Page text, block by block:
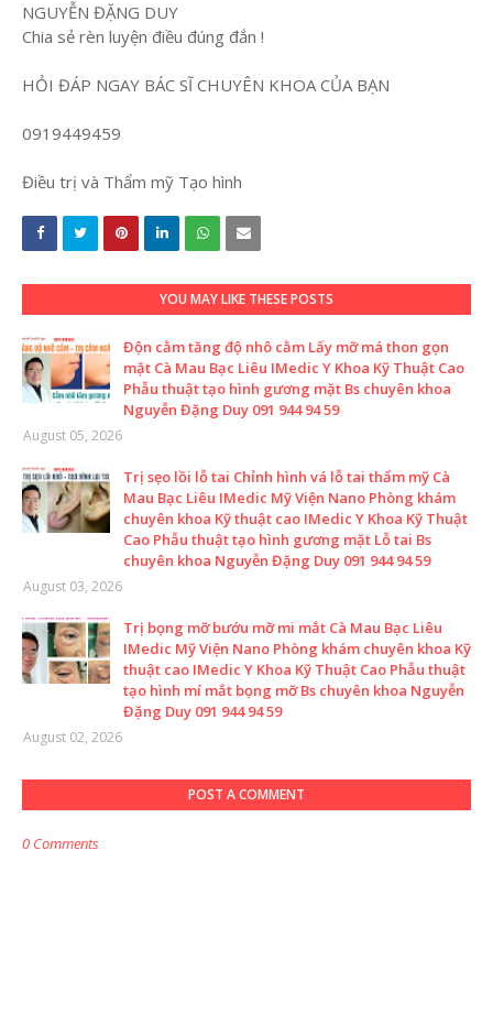
NGUYỄN ĐẶNG DUY
Chia sẻ rèn luyện điều đúng đắn !
HỎI ĐÁP NGAY BÁC SĨ CHUYÊN KHOA CỦA BẠN
0919449459
Điều trị và Thẩm mỹ Tạo hình
YOU MAY LIKE THESE POSTS
Độn cằm tăng độ nhô cằm Lấy mỡ má thon gọn
mặt Cà Mau Bạc Liêu IMedic Y Khoa Kỹ Thuật Cao
Phẫu thuật tạo hình gương mặt Bs chuyên khoa
Nguyễn Đặng Duy 091 944 94 59
August 05, 2026
Trị sẹo lồi lỗ tai Chỉnh hình vá lỗ tai thẩm mỹ Cà
Mau Bạc Liêu IMedic Mỹ Viện Nano Phòng khám
chuyên khoa Kỹ thuật cao IMedic Y Khoa Kỹ Thuật
Cao Phẫu thuật tạo hình gương mặt Lỗ tai Bs
chuyên khoa Nguyễn Đặng Duy 091 944 94 59
August 03, 2026
Trị bọng mỡ bướu mỡ mi mắt Cà Mau Bạc Liêu
IMedic Mỹ Viện Nano Phòng khám chuyên khoa Kỹ
thuật cao IMedic Y Khoa Kỹ Thuật Cao Phẫu thuật
tạo hình mí mắt bọng mỡ Bs chuyên khoa Nguyễn
Đặng Duy 091 944 94 59
August 02, 2026
POST A COMMENT
0 Comments